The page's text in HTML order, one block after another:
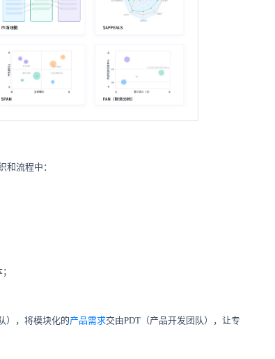
流程中：
），将模块化的产品需求交由PDT（产品开发团队），让专